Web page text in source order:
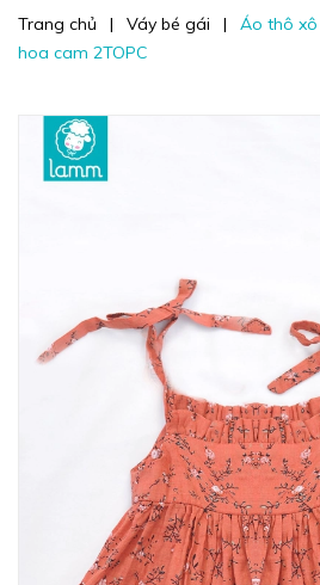
Trang chủ | Váy bé gái |
Áo thô
hoa cam 2TOPC